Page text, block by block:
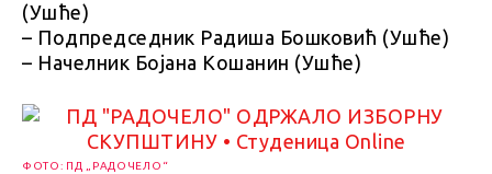
(Ушће)
– Подпредседник Радиша Бошковић (Ушће)
– Начелник Бојана Кошанин (Ушће)
ФОТО: ПД „РАДОЧЕЛО“